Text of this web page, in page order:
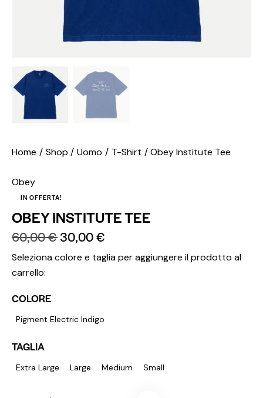
Home Shop Uomo T-Shirt Obey Institute Tee
Obey
IN OFFERTA!
OBEY INSTITUTE TEE
60,00€30,00€
Seleziona colore e taglia per aggiungere il prodotto al
carrello:
COLORE
Pigment Electric Indigo
TAGLIA
Extra Large Large Medium Small